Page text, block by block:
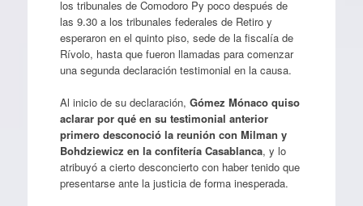
los tribunales de Comodoro Py poco después de
las 9.30 a los tribunales federales de Retiro y
esperaron en el quinto piso, sede de la fiscalía de
Rívolo, hasta que fueron llamadas para comenzar
una segunda declaración testimonial en la causa.
Al inicio de su declaración, Gómez Mónaco quiso
aclarar por qué en su testimonial anterior
primero desconoció la reunión con Milman y
Bohdziewicz en la confitería Casablanca, y lo
atribuyó a cierto desconcierto con haber tenido que
presentarse ante la justicia de forma inesperada.